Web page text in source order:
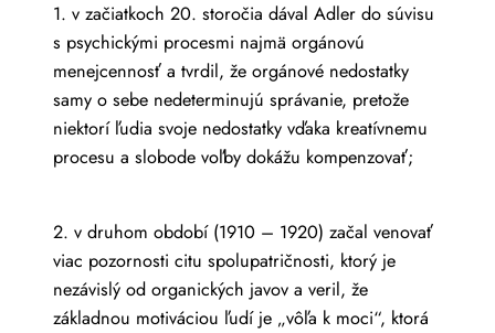
1. v začiatkoch 20. storočia dával Adler do súvisu
s psychickými procesmi najmä orgánovú
menejcennosť a tvrdil, že orgánové nedostatky
samy o sebe nedeterminujú správanie, pretože
niektorí ľudia svoje nedostatky vďaka kreatívnemu
procesu a slobode voľby dokážu kompenzovať;
2. v druhom období (1910 – 1920) začal venovať
viac pozornosti citu spolupatričnosti, ktorý je
nezávislý od organických javov a veril, že
základnou motiváciou ľudí je „vôľa k moci“, ktorá